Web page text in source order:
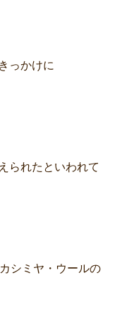
っかけに
られたといわれて
シミヤ・ウールの